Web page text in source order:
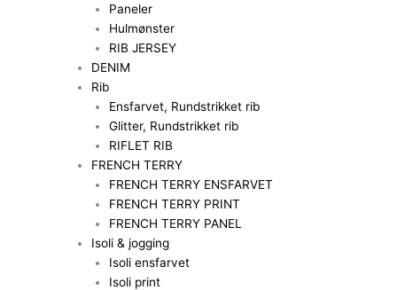
Paneler
Hulmønster
RIB JERSEY
DENIM
Rib
Ensfarvet, Rundstrikket rib
Glitter, Rundstrikket rib
RIFLET RIB
FRENCH TERRY
FRENCH TERRY ENSFARVET
FRENCH TERRY PRINT
FRENCH TERRY PANEL
Isoli & jogging
Isoli ensfarvet
Isoli print